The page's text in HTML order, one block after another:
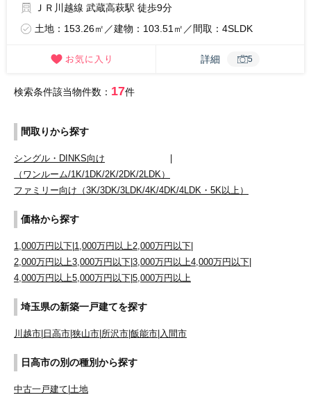
ＪＲ川越線 武蔵高萩駅 徒歩9分
土地：153.26㎡／建物：103.51㎡／間取：4SLDK
詳細 5
検索条件該当物件数： 17件
間取りから探す
シングル・DINKS向け
（ワンルーム/1K/1DK/2K/2DK/2LDK）
ファミリー向け（3K/3DK/3LDK/4K/4DK/4LDK・5K以上）
価格から探す
1,000万円以下 1,000万円以上2,000万円以下
2,000万円以上3,000万円以下 3,000万円以上4,000万円以下
4,000万円以上5,000万円以下 5,000万円以上
埼玉県の新築一戸建てを探す
川越市 日高市 狭山市 所沢市 飯能市 入間市
日高市の別の種別から探す
中古一戸建て 土地